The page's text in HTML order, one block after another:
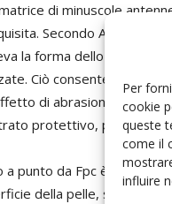
Per
cookie
queste
come il
influire
di minuscole
Secondo
la forma dello strato di
Ciò consente di
di abrasioni
protettivo, poiché
punto da Fpc è
della pelle, servono